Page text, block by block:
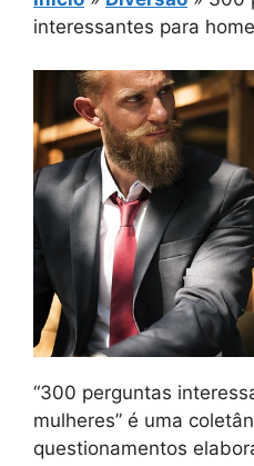
interessantes para
“300 perguntas
mulheres” é uma
questionamentos